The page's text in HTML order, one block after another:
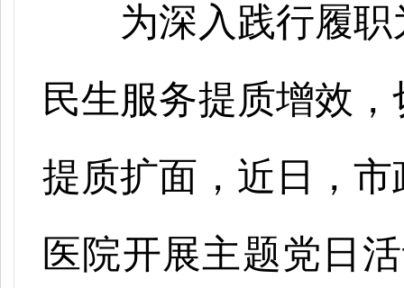
为深入践行履
民生服务提质增效
提质扩面，近日，
医院开展主题党日